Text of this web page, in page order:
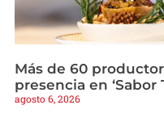
Más de 60
presencia en ‘Sabor
agosto 6, 2026